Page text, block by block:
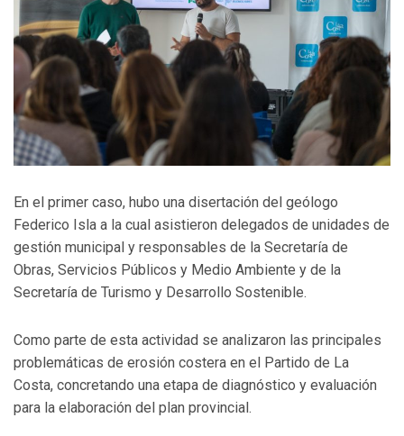
En el primer caso, hubo una disertación del geólogo
Federico Isla a la cual asistieron delegados de unidades de
gestión municipal y responsables de la Secretaría de
Obras, Servicios Públicos y Medio Ambiente y de la
Secretaría de Turismo y Desarrollo Sostenible.
Como parte de esta actividad se analizaron las principales
problemáticas de erosión costera en el Partido de La
Costa, concretando una etapa de diagnóstico y evaluación
para la elaboración del plan provincial.